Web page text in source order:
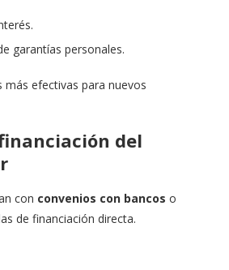
garantías personales.
más efectivas para nuevos
del
con convenios con bancos o
de financiación directa.